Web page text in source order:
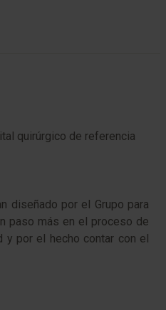
quirúrgico de referencia
diseñado por el Grupo para
paso más en el proceso de
y por el hecho contar con el